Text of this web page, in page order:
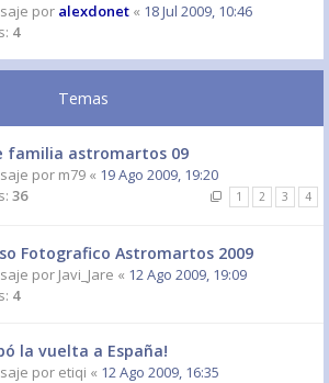
por alexdonet « 18 Jul 2009, 10:46
4
Temas
familia astromartos 09
por m79 « 19 Ago 2009, 19:20
36 1 2 3 4
Fotografico Astromartos 2009
por Javi_Jare « 12 Ago 2009, 19:09
4
la vuelta a España!
por etiqi « 12 Ago 2009, 16:35